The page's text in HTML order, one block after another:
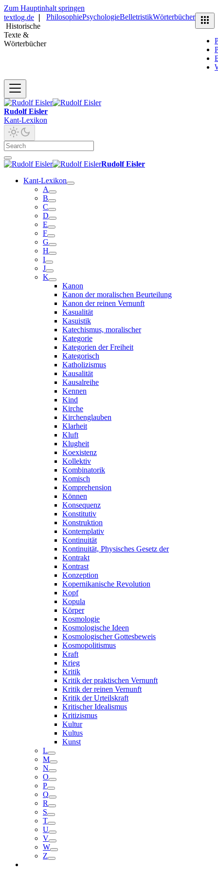
Zum Hauptinhalt springen
textlog.de
Historische
Texte &
Wörterbücher
PhilosophiePsychologieBelletristikWörterbücher
Rudolf Eisler
Kant-Lexikon
Rudolf Eisler
Kant-Lexikon
A
B
C
D
E
F
G
H
I
J
K
Kanon
Kanon der moralischen Beurteilung
Kanon der reinen Vernunft
Kasualität
Kasuistik
Katechismus, moralischer
Kategorie
Kategorien der Freiheit
Kategorisch
Katholizismus
Kausalität
Kausalreihe
Kennen
Kind
Kirche
Kirchenglauben
Klarheit
Kluft
Klugheit
Koexistenz
Kollektiv
Kombinatorik
Komisch
Komprehension
Können
Konsequenz
Konstitutiv
Konstruktion
Kontemplativ
Kontinuität
Kontinuität, Physisches Gesetz der
Kontrakt
Kontrast
Konzeption
Kopernikanische Revolution
Kopf
Kopula
Körper
Kosmologie
Kosmologische Ideen
Kosmologischer Gottesbeweis
Kosmopolitismus
Kraft
Krieg
Kritik
Kritik der praktischen Vernunft
Kritik der reinen Vernunft
Kritik der Urteilskraft
Kritischer Idealismus
Kritizismus
Kultur
Kultus
Kunst
L
M
N
O
P
Q
R
S
T
U
V
W
Z